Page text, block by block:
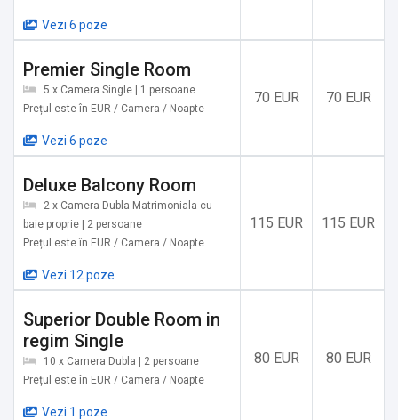
✔️ Gradina Botanica
✔️ Catedrala Patriarhala Romana
✔️ Muzeului National de Arta
✔️ Muzeul Național de Artă al României
✔️ Cercul Militar Național
✔️ Muzeul National George Enescu
Servicii suplimentare incluse in pret:
✔️ Nu există parcare disponibilă
✔️ Parcare stradală în limita disponibilităților
✔️ Meniuri cu diete speciale (la cerere)
✔️ Serviciu de concierge
✔️ Etaje superioare accesibile cu liftul
Vezi 6 poze
Premier Single Room
5 x Camera Single | 1 persoane
Prețul este în EUR / Camera / Noapte
Vezi 6 poze
70 EUR 70 EUR
Deluxe Balcony Room
2 x Camera Dubla Matrimoniala cu
baie proprie | 2 persoane
Prețul este în EUR / Camera / Noapte
Vezi 12 poze
115 EUR 115 EUR
Superior Double Room in
regim Single
10 x Camera Dubla | 2 persoane
Prețul este în EUR / Camera / Noapte
Vezi 1 poze
80 EUR 80 EUR